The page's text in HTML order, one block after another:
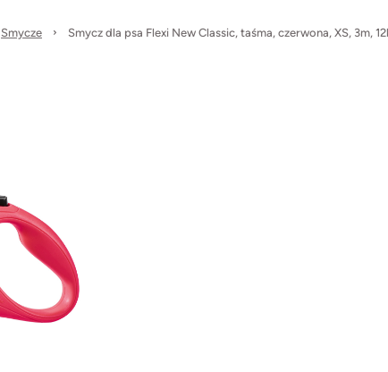
Smycze Smycz dla psa Flexi New Classic, taśma, czerwona, XS, 3m,